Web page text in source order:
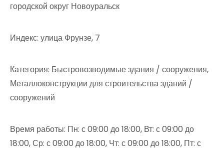
городской округ Новоуральск
Индекс: улица Фрунзе, 7
Категория: Быстровозводимые здания / сооружения,
Металлоконструкции для строительства зданий /
сооружений
Время работы: Пн: с 09:00 до 18:00, Вт: с 09:00 до
18:00, Ср: с 09:00 до 18:00, Чт: с 09:00 до 18:00, Пт: с